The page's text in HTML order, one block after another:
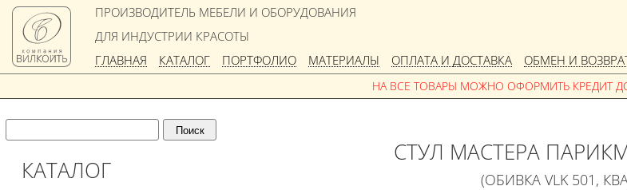
ПРОИЗВОДИТЕЛЬ МЕБЕЛИ И ОБОРУДОВАНИЯ
ДЛЯ ИНДУСТРИИ КРАСОТЫ
ГЛАВНАЯ
КАТАЛОГ ПОРТФОЛИО МАТЕРИАЛЫ ОПЛАТА И ДОСТАВКА ОБМЕН И
СТУЛ МАСТЕРА
(ОБИВКА VLK 501,
КАТАЛОГ